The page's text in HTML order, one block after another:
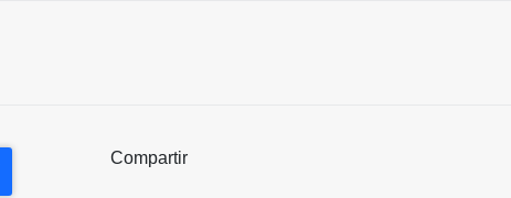
Compartir